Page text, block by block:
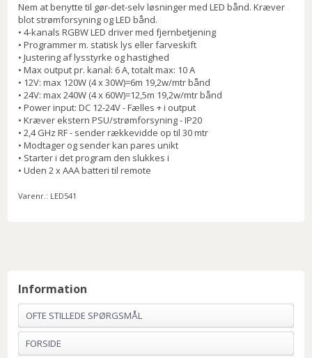
Nem at benytte til gør-det-selv løsninger med LED bånd. Kræver
blot strømforsyning og LED bånd.
• 4-kanals RGBW LED driver med fjernbetjening
• Programmer m. statisk lys eller farveskift
• Justering af lysstyrke og hastighed
• Max output pr. kanal: 6 A, totalt max: 10 A
• 12V: max 120W (4 x 30W)=6m 19,2w/mtr bånd
• 24V: max 240W (4 x 60W)=12,5m 19,2w/mtr bånd
• Power input: DC 12-24V - Fælles + i output
• Kræver ekstern PSU/strømforsyning - IP20
• 2,4 GHz RF - sender rækkevidde op til 30 mtr
• Modtager og sender kan pares unikt
• Starter i det program den slukkes i
• Uden 2 x AAA batteri til remote
Varenr.: LED541
Information
OFTE STILLEDE SPØRGSMÅL
FORSIDE